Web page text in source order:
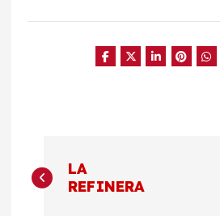
a
LA
REFINERA